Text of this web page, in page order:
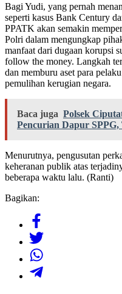
Bagi Yudi, yang pernah
seperti kasus Bank Century
PPATK akan semakin
Polri dalam mengungkap
manfaat dari dugaan korupsi
follow the money. Langkah
dan memburu aset para
pemulihan kerugian negara.
Baca juga Polsek
Pencurian Dapur
Menurutnya, pengusutan
keheranan publik atas
beberapa waktu lalu. (Ranti)
Bagikan: